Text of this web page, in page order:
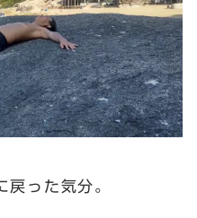
戻った気分。